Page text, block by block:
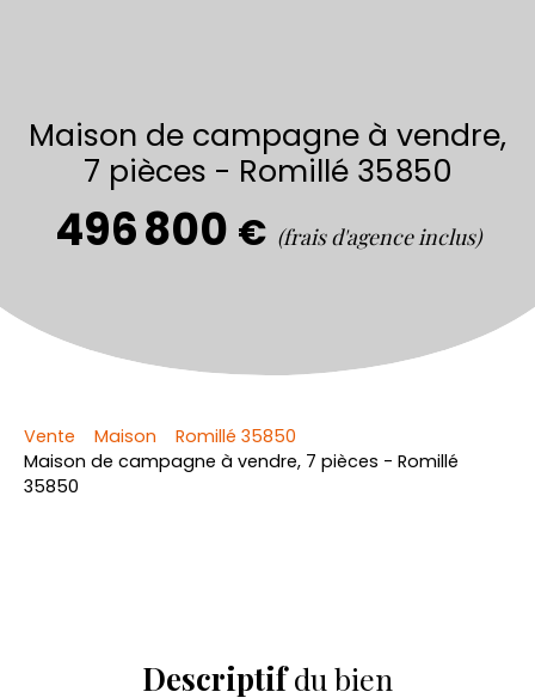
Maison de campagne à vendre,
7 pièces - Romillé 35850
496 800 € (frais d'agence inclus)
Vente Maison
Romillé 35850
Maison de campagne à vendre, 7 pièces - Romillé
35850
Descriptifdu bien